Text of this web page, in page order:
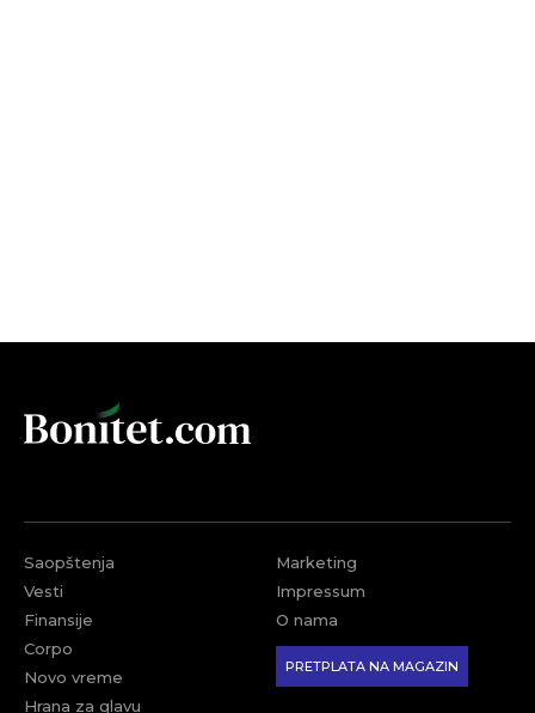
Saopštenja
Vesti
Finansije
Corpo
Novo vreme
Hrana za glavu
Marketing
Impressum
O nama
PRETPLATA NA MAGAZIN